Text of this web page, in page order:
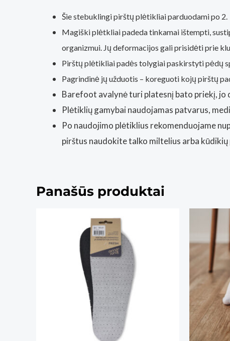
Šie stebuklingi pirštų plėtikliai parduodami po 2.
Magiški plėtkliai padeda tinkamai ištempti,
organizmui. Jų deformacijos gali prisidėti prie
Pirštų plėtikliai padės tolygiai paskirstyti pėdų
Pagrindinė jų užduotis – koreguoti kojų pirštų
Barefoot avalynė turi platesnį bato priekį, jo
Plėtiklių gamybai naudojamas patvarus,
Po naudojimo plėtiklius rekomenduojame
pirštus naudokite talko miltelius arba kūdikių
Panašūs produktai